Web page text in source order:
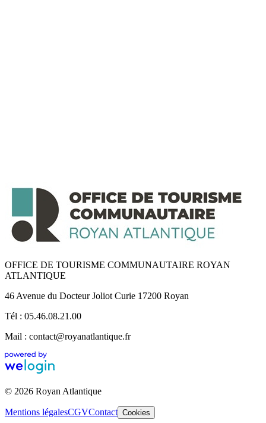
OFFICE DE TOURISME COMMUNAUTAIRE ROYAN
ATLANTIQUE
46 Avenue du Docteur Joliot Curie 17200 Royan
Tél : 05.46.08.21.00
Mail : contact@royanatlantique.fr
© 2026 Royan Atlantique
Mentions légalesCGVContact Cookies